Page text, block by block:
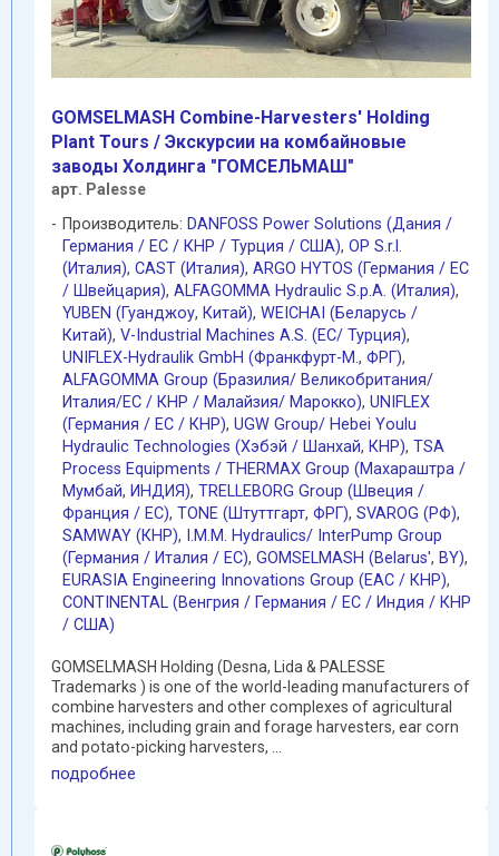
GOMSELMASH Combine-Harvesters' Holding
Plant Tours / Экскурсии на комбайновые
заводы Холдинга "ГОМСЕЛЬМАШ"
арт. Palesse
Производитель: DANFOSS Power Solutions (Дания /
Германия / EC / КНР / Турция / США), OP S.r.l.
(Италия), CAST (Италия), ARGO HYTOS (Германия / EC
/ Швейцария), ALFAGOMMA Hydraulic S.p.A. (Италия),
YUBEN (Гуанджоу, Китай), WEICHAI (Беларусь /
Китай), V-Industrial Machines A.S. (EC/ Турция),
UNIFLEX-Hydraulik GmbH (Франкфурт-М., ФРГ),
ALFAGOMMA Group (Бразилия/ Великобритания/
Италия/ЕС / КНР / Малайзия/ Марокко), UNIFLEX
(Германия / EC / КНР), UGW Group/ Hebei Youlu
Hydraulic Technologies (Хэбэй / Шанхай, КНР), TSA
Process Equipments / THERMAX Group (Махараштра /
Мумбай, ИНДИЯ), TRELLEBORG Group (Швеция /
Франция / ЕС), TONE (Штуттгарт, ФРГ), SVAROG (РФ),
SAMWAY (КНР), I.M.M. Hydraulics/ InterPump Group
(Германия / Италия / ЕС), GOMSELMASH (Belarus', BY),
EURASIA Engineering Innovations Group (EAC / КНР),
CONTINENTAL (Венгрия / Германия / ЕС / Индия / КНР
/ США)
GOMSELMASH Holding (Desna, Lida & PALESSE
Trademarks ) is one of the world-leading manufacturers of
combine harvesters and other complexes of agricultural
machines, including grain and forage harvesters, ear corn
and potato-picking harvesters, ...
подробнее